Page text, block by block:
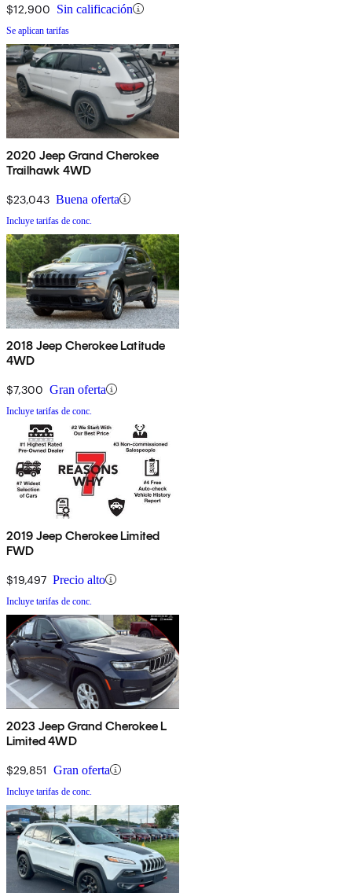
$12,900 Sin calificación
Se aplican tarifas
2020 Jeep Grand Cherokee
Trailhawk 4WD
$23,043 Buena oferta
Incluye tarifas de conc.
2018 Jeep Cherokee Latitude
4WD
$7,300 Gran oferta
Incluye tarifas de conc.
2019 Jeep Cherokee Limited
FWD
$19,497 Precio alto
Incluye tarifas de conc.
2023 Jeep Grand Cherokee L
Limited 4WD
$29,851 Gran oferta
Incluye tarifas de conc.